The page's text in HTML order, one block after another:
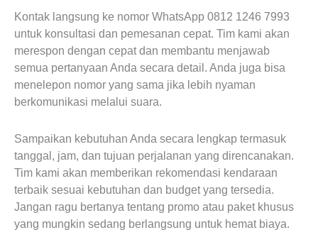
Kontak langsung ke nomor WhatsApp 0812 1246 7993
untuk konsultasi dan pemesanan cepat. Tim kami akan
merespon dengan cepat dan membantu menjawab
semua pertanyaan Anda secara detail. Anda juga bisa
menelepon nomor yang sama jika lebih nyaman
berkomunikasi melalui suara.
Sampaikan kebutuhan Anda secara lengkap termasuk
tanggal, jam, dan tujuan perjalanan yang direncanakan.
Tim kami akan memberikan rekomendasi kendaraan
terbaik sesuai kebutuhan dan budget yang tersedia.
Jangan ragu bertanya tentang promo atau paket khusus
yang mungkin sedang berlangsung untuk hemat biaya.